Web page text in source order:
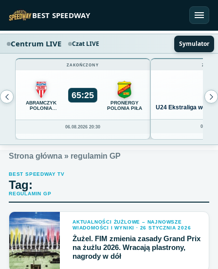
BEST SPEEDWAY
Centrum LIVE Czat LIVE Symulator
ZAKOŃCZONY
ABRAMCZYK
POLONIA
65:25
PRONERGY
POLONIA PIŁA
06.08.2026 20:30
U24 Ekstraliga we
Strona główna » regulamin GP
BEST SPEEDWAY TV
Tag:
REGULAMIN GP
AKTUALNOŚCI ŻUŻLOWE – NAJNOWSZE
WIADOMOŚCI I WYNIKI · 26 STYCZNIA 2026
Żużel. FIM zmienia zasady Grand Prix
na żużlu 2026. Wracają plastrony,
nagrody w dół